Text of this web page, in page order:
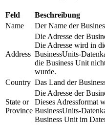
Feld
Beschreibung
Name
Der Name der
Address
Die Adresse der
Die Adresse wird in
BusinessUnits-
die Business Unit
wurde.
Country Das Land der
State or
Province
Die Adresse der
Dieses Adressformat
BusinessUnits-
Business Unit im